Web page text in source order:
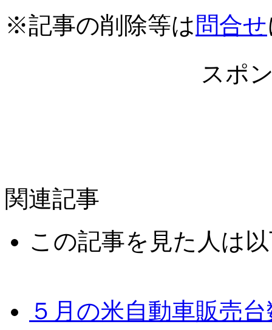
※記事の削除等は 問合せ
スポ
関連記事
この記事を見た人は
５月の米自動車販売